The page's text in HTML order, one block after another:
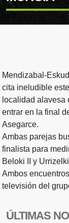
Mendizabal-
cita ineludible
localidad alavesa
entrar en la final
Asegarce.
Ambas parejas
finalista para
Beloki II y
Ambos
televisión del
ÚLTIMAS